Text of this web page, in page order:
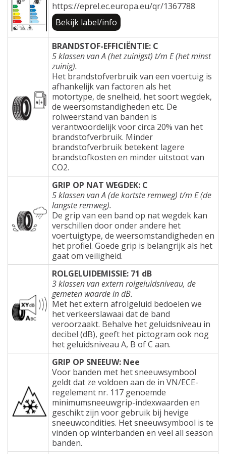
https://eprel.ec.europa.eu/qr/1367788
Bekijk label/info
BRANDSTOF-EFFICIËNTIE: C
5 klassen van A (het zuinigst) t/m E (het minst
zuinig).
Het brandstofverbruik van een voertuig is
afhankelijk van factoren als het
motortype, de snelheid, het soort wegdek,
de weersomstandigheden etc. De
rolweerstand van banden is
verantwoordelijk voor circa 20% van het
brandstofverbruik. Minder
brandstofverbruik betekent lagere
brandstofkosten en minder uitstoot van
CO2.
GRIP OP NAT WEGDEK: C
5 klassen van A (de kortste remweg) t/m E (de
langste remweg).
De grip van een band op nat wegdek kan
verschillen door onder andere het
voertuigtype, de weersomstandigheden en
het profiel. Goede grip is belangrijk als het
gaat om veiligheid.
ROLGELUIDEMISSIE: 71 dB
3 klassen van extern rolgeluidsniveau, de
gemeten waarde in dB.
Met het extern afrolgeluid bedoelen we
het verkeerslawaai dat de band
veroorzaakt. Behalve het geluidsniveau in
decibel (dB), geeft het pictogram ook nog
het geluidsniveau A, B of C aan.
GRIP OP SNEEUW: Nee
Voor banden met het sneeuwsymbool
geldt dat ze voldoen aan de in VN/ECE-
regelement nr. 117 genoemde
minimumsneeuwgrip-indexwaarden en
geschikt zijn voor gebruik bij hevige
sneeuwcondities. Het sneeuwsymbool is te
vinden op winterbanden en veel all season
banden.